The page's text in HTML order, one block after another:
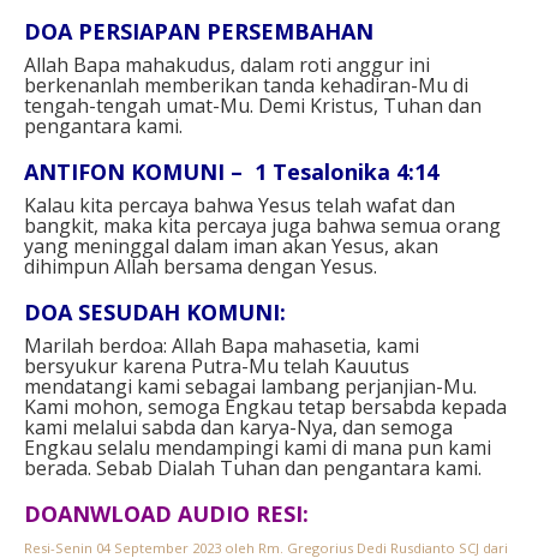
DOA PERSIAPAN PERSEMBAHAN
Allah Bapa mahakudus, dalam roti anggur ini
berkenanlah memberikan tanda kehadiran-Mu di
tengah-tengah umat-Mu. Demi Kristus, Tuhan dan
pengantara kami.
ANTIFON KOMUNI – 1 Tesalonika 4:14
Kalau kita percaya bahwa Yesus telah wafat dan
bangkit, maka kita percaya juga bahwa semua orang
yang meninggal dalam iman akan Yesus, akan
dihimpun Allah bersama dengan Yesus.
DOA SESUDAH KOMUNI:
Marilah berdoa: Allah Bapa mahasetia, kami
bersyukur karena Putra-Mu telah Kauutus
mendatangi kami sebagai lambang perjanjian-Mu.
Kami mohon, semoga Engkau tetap bersabda kepada
kami melalui sabda dan karya-Nya, dan semoga
Engkau selalu mendampingi kami di mana pun kami
berada. Sebab Dialah Tuhan dan pengantara kami.
DOANWLOAD AUDIO RESI:
Resi-Senin 04 September 2023 oleh Rm. Gregorius Dedi Rusdianto SCJ dari